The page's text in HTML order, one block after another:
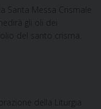
Santa Messa Crismale
gli oli dei
del santo crisma.
della Liturgia